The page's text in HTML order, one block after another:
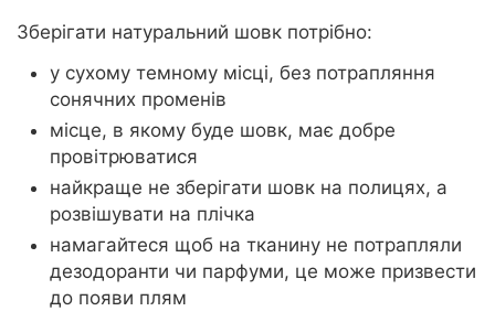
Зберігати натуральний шовк потрібно:
у сухому темному місці, без потрапляння
сонячних променів
місце, в якому буде шовк, має добре
провітрюватися
найкраще не зберігати шовк на полицях, а
розвішувати на плічка
намагайтеся щоб на тканину не потрапляли
дезодоранти чи парфуми, це може призвести
до появи плям